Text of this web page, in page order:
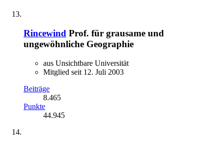
Rincewind Prof. für grausame und
ungewöhnliche Geographie
aus Unsichtbare Universität
Mitglied seit 12. Juli 2003
Beiträge
8.465
Punkte
44.945